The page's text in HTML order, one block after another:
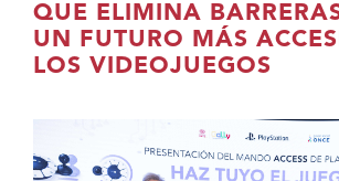
contenido
QUE ELIMINA
UN FUTURO MÁS
LOS VIDEOJUEGOS